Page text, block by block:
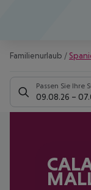
Familienurlaub /
Passen Sie Ihre
09.08.26 –